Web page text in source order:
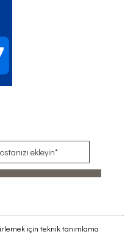
için teknik tanımlama